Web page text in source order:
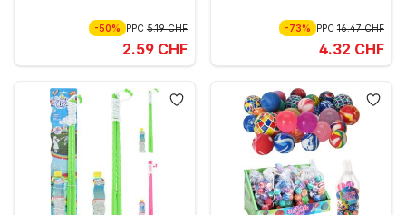
-50% PPC 5.19 CHF
2.59 CHF
-73% PPC16.47 CHF
4.32 CHF